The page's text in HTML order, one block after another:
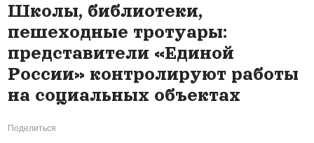
Школы, библиотеки,
пешеходные тротуары:
представители «Единой
России» контролируют работы
на социальных объектах
Поделиться